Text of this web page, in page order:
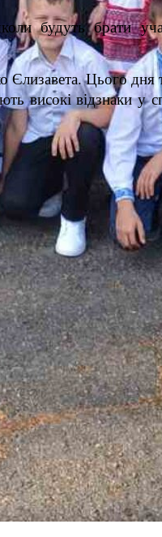
будуть брати
Цього дня
високі відзнаки